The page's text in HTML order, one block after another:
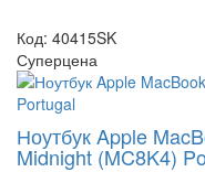
Код: 40415SK
Суперцена
Ноутбук Apple
Midnight (MC8K4)